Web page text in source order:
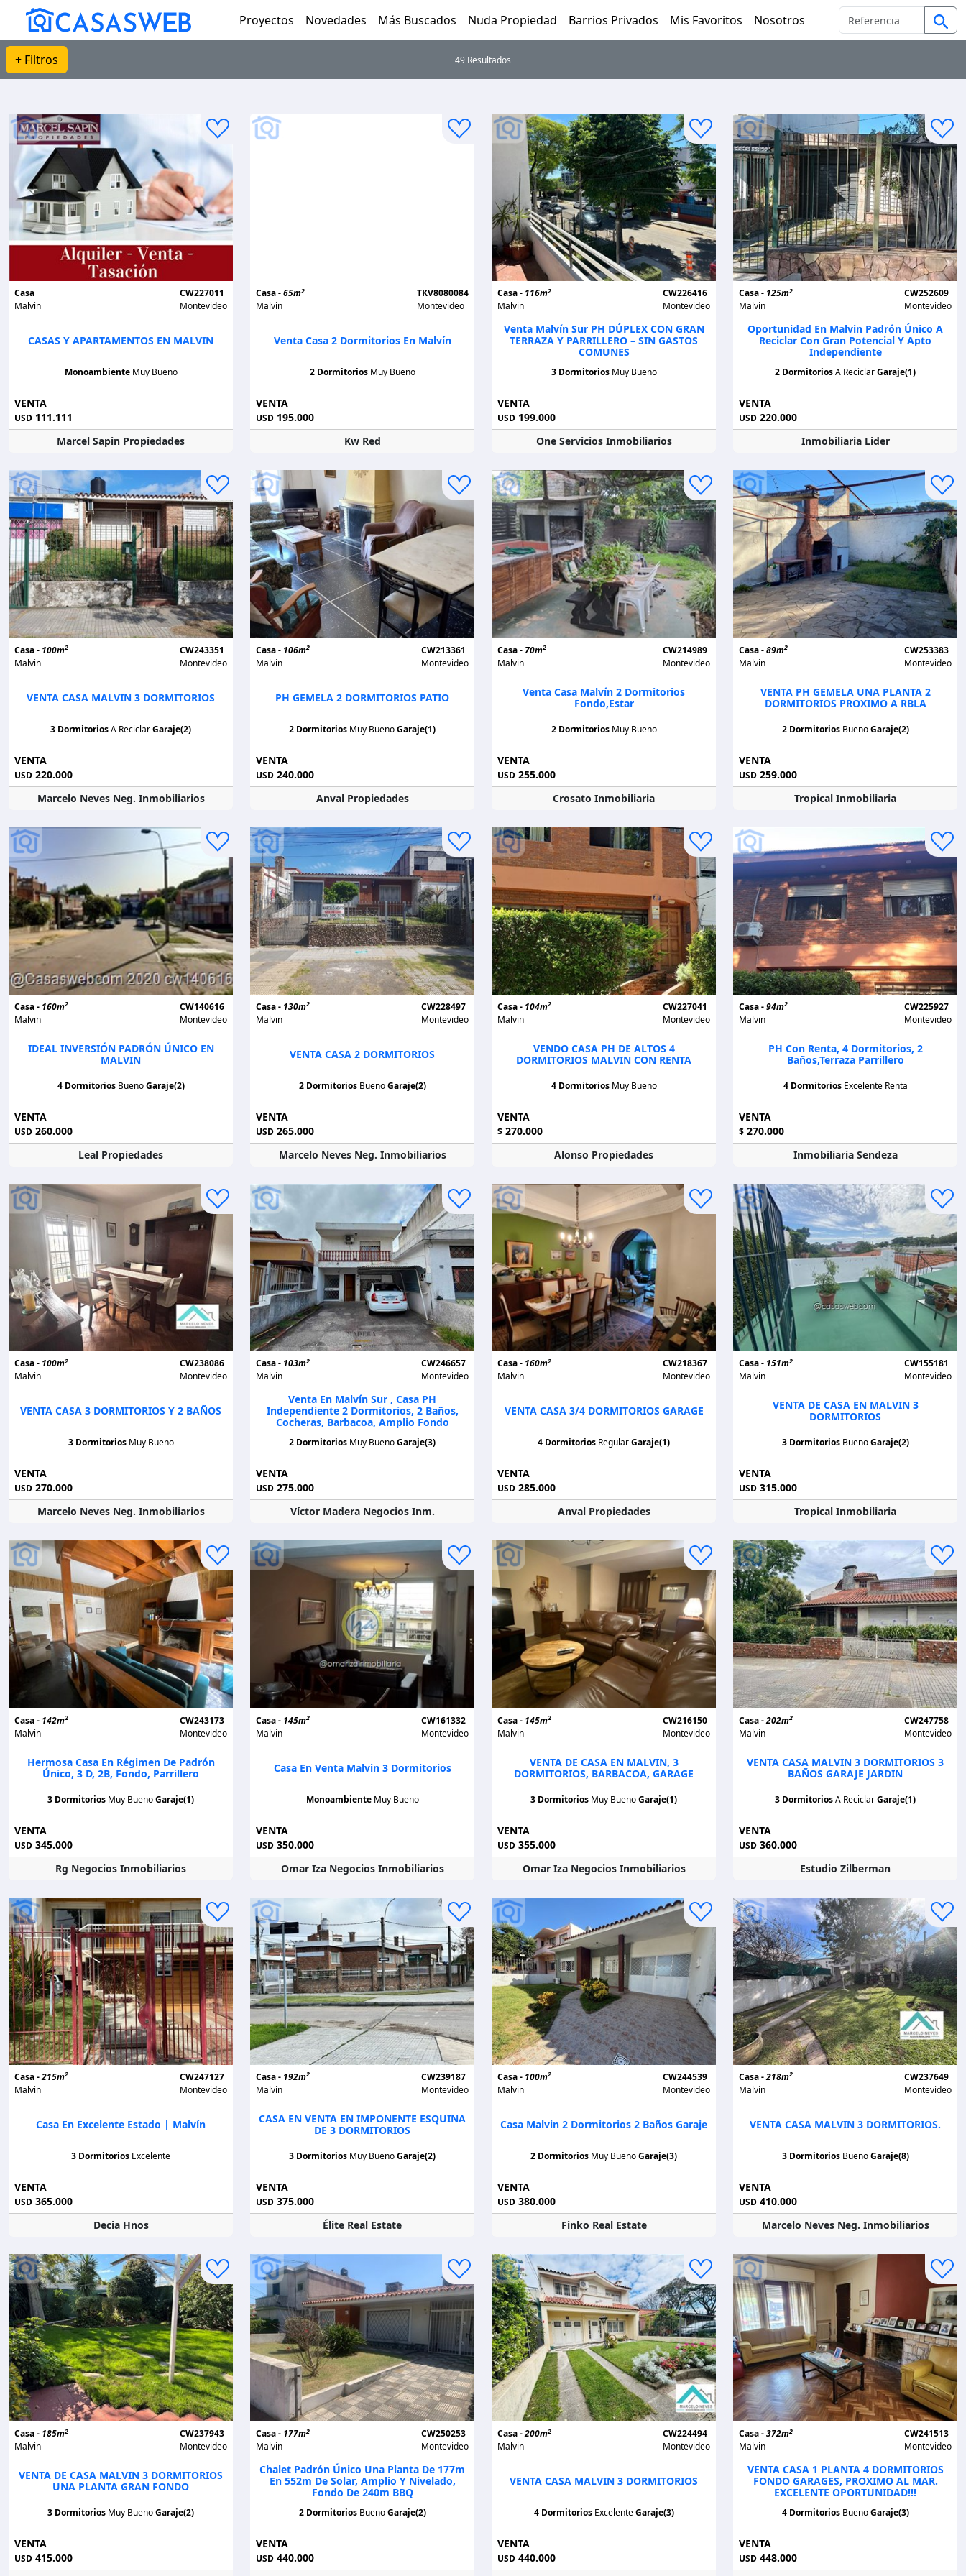
Proyectos Novedades Más Buscados Nuda Propiedad Barrios Privados Mis Favoritos Nosotros
+ Filtros 49 Resultados
Casa
Malvin
CW227011
Montevideo
CASAS Y APARTAMENTOS EN MALVIN
Monoambiente Muy Bueno
VENTA
USD 111.111
Marcel Sapin Propiedades
Casa -65m2
Malvin
TKV8080084
Montevideo
Venta Casa 2 Dormitorios En Malvín
2 Dormitorios Muy Bueno
VENTA
USD 195.000
Kw Red
Casa - 116m2
Malvin
CW226416
Montevideo
Venta Malvín Sur PH DÚPLEX CON GRAN
TERRAZA Y PARRILLERO – SIN GASTOS
COMUNES
3 Dormitorios Muy Bueno
VENTA
USD 199.000
One Servicios Inmobiliarios
Casa - 125m2
Malvin
CW252609
Montevideo
Oportunidad En Malvin Padrón Único A
Reciclar Con Gran Potencial Y Apto
Independiente
2 DormitoriosA ReciclarGaraje(1)
VENTA
USD 220.000
Inmobiliaria Lider
Casa - 100m2
Malvin
CW243351
Montevideo
VENTA CASA MALVIN 3 DORMITORIOS
3 DormitoriosA ReciclarGaraje(2)
VENTA
USD 220.000
Marcelo Neves Neg. Inmobiliarios
Casa - 106m2
Malvin
CW213361
Montevideo
PH GEMELA 2 DORMITORIOS PATIO
2 Dormitorios Muy BuenoGaraje(1)
VENTA
USD 240.000
Anval Propiedades
Casa -70m2
Malvin
CW214989
Montevideo
Venta Casa Malvín 2 Dormitorios
Fondo,estar
2 Dormitorios Muy Bueno
VENTA
USD 255.000
Crosato Inmobiliaria
Casa -89m2
Malvin
CW253383
Montevideo
VENTA PH GEMELA UNA PLANTA 2
DORMITORIOS PROXIMO A RBLA
2 Dormitorios BuenoGaraje(2)
VENTA
USD 259.000
Tropical Inmobiliaria
Casa - 160m2
Malvin
CW140616
Montevideo
IDEAL INVERSIÓN PADRÓN ÚNICO EN
MALVIN
4 Dormitorios BuenoGaraje(2)
VENTA
USD 260.000
Leal Propiedades
Casa - 130m2
Malvin
CW228497
Montevideo
VENTA CASA 2 DORMITORIOS
2 Dormitorios BuenoGaraje(2)
VENTA
USD 265.000
Marcelo Neves Neg. Inmobiliarios
Casa - 104m2
Malvin
CW227041
Montevideo
VENDO CASA PH DE ALTOS 4
DORMITORIOS MALVIN CON RENTA
4 Dormitorios Muy Bueno
VENTA
$ 270.000
Alonso Propiedades
Casa -94m2
Malvin
CW225927
Montevideo
PH Con Renta, 4 Dormitorios, 2
Baños,terraza Parrillero
4 Dormitorios Excelente Renta
VENTA
$ 270.000
Inmobiliaria Sendeza
Casa - 100m2
Malvin
CW238086
Montevideo
VENTA CASA 3 DORMITORIOS Y 2 BAÑOS
3 Dormitorios Muy Bueno
VENTA
USD 270.000
Marcelo Neves Neg. Inmobiliarios
Casa - 103m2
Malvin
CW246657
Montevideo
Venta En Malvín Sur , Casa PH
Independiente 2 Dormitorios, 2 Baños,
Cocheras, Barbacoa, Amplio Fondo
2 Dormitorios Muy BuenoGaraje(3)
VENTA
USD 275.000
Víctor Madera Negocios Inm.
Casa - 160m2
Malvin
CW218367
Montevideo
VENTA CASA 3/4 DORMITORIOS GARAGE
4 Dormitorios RegularGaraje(1)
VENTA
USD 285.000
Anval Propiedades
Casa - 151m2
Malvin
CW155181
Montevideo
VENTA DE CASA EN MALVIN 3
DORMITORIOS
3 Dormitorios BuenoGaraje(2)
VENTA
USD 315.000
Tropical Inmobiliaria
Casa - 142m2
Malvin
CW243173
Montevideo
Hermosa Casa En Régimen De Padrón
Único, 3 D, 2B, Fondo, Parrillero
3 Dormitorios Muy BuenoGaraje(1)
VENTA
USD 345.000
Rg Negocios Inmobiliarios
Casa - 145m2
Malvin
CW161332
Montevideo
Casa En Venta Malvin 3 Dormitorios
Monoambiente Muy Bueno
VENTA
USD 350.000
Omar Iza Negocios Inmobiliarios
Casa - 145m2
Malvin
CW216150
Montevideo
VENTA DE CASA EN MALVIN, 3
DORMITORIOS, BARBACOA, GARAGE
3 Dormitorios Muy BuenoGaraje(1)
VENTA
USD 355.000
Omar Iza Negocios Inmobiliarios
Casa -202m2
Malvin
CW247758
Montevideo
VENTA CASA MALVIN 3 DORMITORIOS 3
BAÑOS GARAJE JARDIN
3 DormitoriosA ReciclarGaraje(1)
VENTA
USD 360.000
Estudio Zilberman
Casa -215m2
Malvin
CW247127
Montevideo
Casa En Excelente Estado | Malvín
3 Dormitorios Excelente
VENTA
USD 365.000
Decia Hnos
Casa - 192m2
Malvin
CW239187
Montevideo
CASA EN VENTA EN IMPONENTE ESQUINA
DE 3 DORMITORIOS
3 Dormitorios Muy BuenoGaraje(2)
VENTA
USD 375.000
Élite Real Estate
Casa - 100m2
Malvin
CW244539
Montevideo
Casa Malvin 2 Dormitorios 2 Baños Garaje
2 Dormitorios Muy BuenoGaraje(3)
VENTA
USD 380.000
Finko Real Estate
Casa -218m2
Malvin
CW237649
Montevideo
VENTA CASA MALVIN 3 DORMITORIOS.
3 Dormitorios BuenoGaraje(8)
VENTA
USD 410.000
Marcelo Neves Neg. Inmobiliarios
Casa - 185m2
Malvin
CW237943
Montevideo
VENTA DE CASA MALVIN 3 DORMITORIOS
UNA PLANTA GRAN FONDO
3 Dormitorios Muy BuenoGaraje(2)
VENTA
USD 415.000
Casa - 177m2
Malvin
CW250253
Montevideo
Chalet Padrón Único Una Planta De 177m
En 552m De Solar, Amplio Y Nivelado,
Fondo De 240m BBQ
2 Dormitorios BuenoGaraje(2)
VENTA
USD 440.000
Casa -200m2
Malvin
CW224494
Montevideo
VENTA CASA MALVIN 3 DORMITORIOS
4 Dormitorios ExcelenteGaraje(3)
VENTA
USD 440.000
Casa -372m2
Malvin
CW241513
Montevideo
VENTA CASA 1 PLANTA 4 DORMITORIOS
FONDO GARAGES, PROXIMO AL MAR.
EXCELENTE OPORTUNIDAD!!!
4 Dormitorios BuenoGaraje(3)
VENTA
USD 448.000